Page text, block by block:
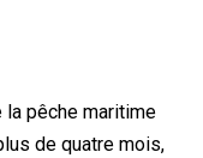
la pêche maritime
de quatre mois,